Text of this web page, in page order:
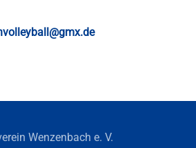
Wenzenbach e. V.